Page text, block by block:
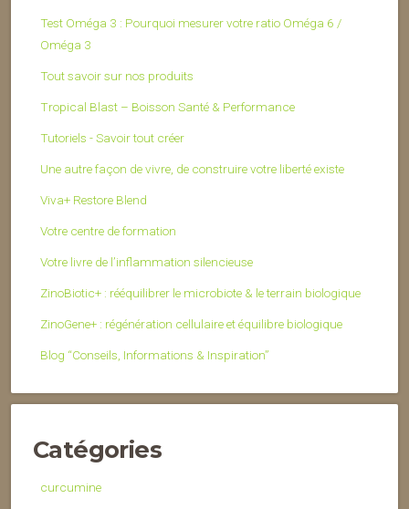
Test Oméga 3 : Pourquoi mesurer votre ratio Oméga 6 /
Oméga 3
Tout savoir sur nos produits
Tropical Blast – Boisson Santé & Performance
Tutoriels - Savoir tout créer
Une autre façon de vivre, de construire votre liberté existe
Viva+ Restore Blend
Votre centre de formation
Votre livre de l’inflammation silencieuse
ZinoBiotic+ : rééquilibrer le microbiote & le terrain biologique
ZinoGene+ : régénération cellulaire et équilibre biologique
Blog “Conseils, Informations & Inspiration”
Catégories
curcumine